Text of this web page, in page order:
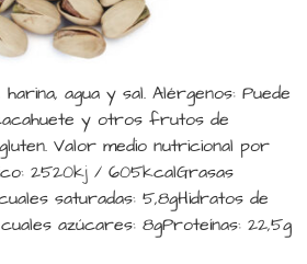
agua y sal. Alérgenos: Puede
y otros frutos de
Valor medio nutricional por
2520kj / 605kcalGrasas
saturadas: 5,8gHidratos de
azúcares: 8gProteínas: 22,5g